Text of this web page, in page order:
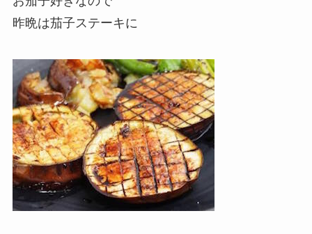
昨晩は茄子ステーキに